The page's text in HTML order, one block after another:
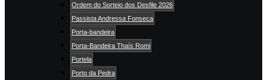
Ordem do Sorteio dos Desfile 2026
Passista Andressa Fonseca
Porta-bandeira
Porta-Bandeira Thaís Romi
Portela
Porto da Pedra